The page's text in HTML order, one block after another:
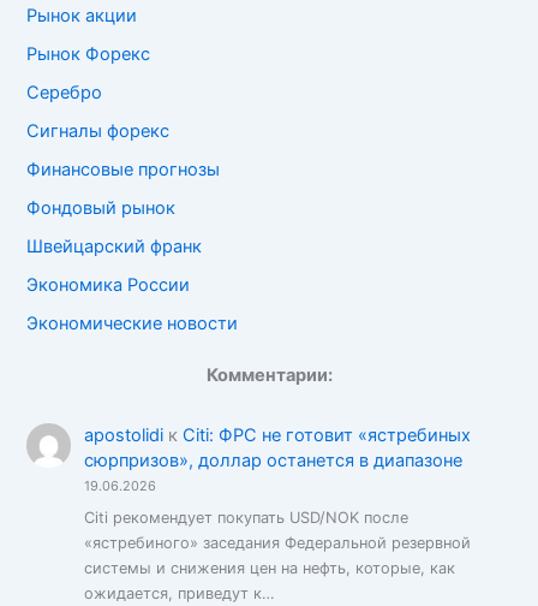
Рынок акции
Рынок Форекс
Серебро
Сигналы форекс
Финансовые прогнозы
Фондовый рынок
Швейцарский франк
Экономика России
Экономические новости
Комментарии:
apostolidiк Citi: ФРС не готовит «ястребиных
сюрпризов», доллар останется в диапазоне
19.06.2026
Citi рекомендует покупать USD/NOK после
«ястребиного» заседания Федеральной резервной
системы и снижения цен на нефть, которые, как
ожидается, приведут к…